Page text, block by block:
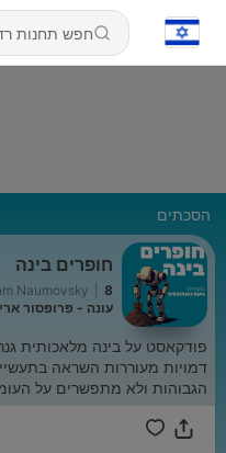
הסכתים
חופרים בינה
Naumovsky
עונה - פרופסור
פודקאסט על בינה מלאכותית
דמויות מעוררות השראה
הגבוהות ולא מתפשרים על